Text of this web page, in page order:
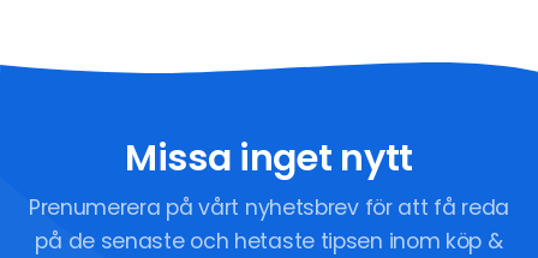
Missa inget nytt
Prenumerera på vårt nyhetsbrev för att få reda
på de senaste och hetaste tipsen inom köp &